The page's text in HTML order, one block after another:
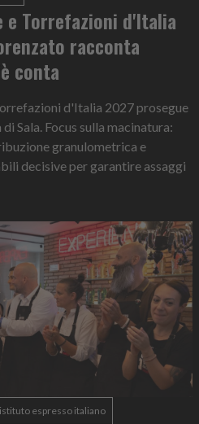
e Torrefazioni d'Italia
racconta
conta
d'Italia 2027 prosegue
Sala. Focus sulla macinatura:
granulometrica e
decisive per garantire assaggi
espresso italiano